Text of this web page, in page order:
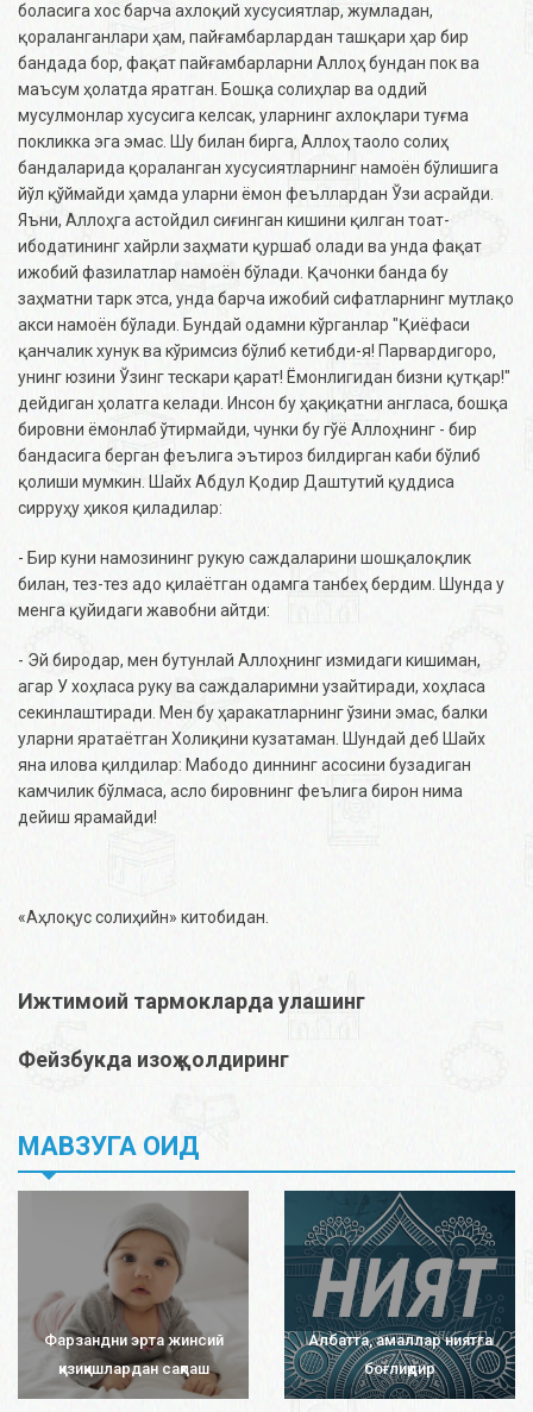
боласига хос барча ахлоқий хусусиятлар, жумладан,
қораланганлари ҳам, пайғамбарлардан ташқари ҳар бир
бандада бор, фақат пайғамбарларни Аллоҳ бундан пок ва
маъсум ҳолатда яратган. Бошқа солиҳлар ва оддий
мусулмонлар хусусига келсак, уларнинг ахлоқлари туғма
покликка эга эмас. Шу билан бирга, Аллоҳ таоло солиҳ
бандаларида қораланган хусусиятларнинг намоён бўлишига
йўл қўймайди ҳамда уларни ёмон феъллардан Ўзи асрайди.
Яъни, Аллоҳга астойдил сиғинган кишини қилган тоат-
ибодатининг хайрли заҳмати қуршаб олади ва унда фақат
ижобий фазилатлар намоён бўлади. Қачонки банда бу
заҳматни тарк этса, унда барча ижобий сифатларнинг мутлақо
акси намоён бўлади. Бундай одамни кўрганлар "Қиёфаси
қанчалик хунук ва кўримсиз бўлиб кетибди-я! Парвардигоро,
унинг юзини Ўзинг тескари қарат! Ёмонлигидан бизни қутқар!"
дейдиган ҳолатга келади. Инсон бу ҳақиқатни англаса, бошқа
бировни ёмонлаб ўтирмайди, чунки бу гўё Аллоҳнинг - бир
бандасига берган феълига эътироз билдирган каби бўлиб
қолиши мумкин. Шайх Абдул Қодир Даштутий қуддиса
сирруҳу ҳикоя қиладилар:
- Бир куни намозининг рукую саждаларини шошқалоқлик
билан, тез-тез адо қилаётган одамга танбеҳ бердим. Шунда у
менга қуйидаги жавобни айтди:
- Эй биродар, мен бутунлай Аллоҳнинг измидаги кишиман,
агар У хоҳласа руку ва саждаларимни узайтиради, хоҳласа
секинлаштиради. Мен бу ҳаракатларнинг ўзини эмас, балки
уларни яратаётган Холиқини кузатаман. Шундай деб Шайх
яна илова қилдилар: Мабодо диннинг асосини бузадиган
камчилик бўлмаса, асло бировнинг феълига бирон нима
дейиш ярамайди!
«Аҳлоқус солиҳийн» китобидан.
Ижтимоий тармокларда улашинг
Фейзбукда изоҳ қолдиринг
МАВЗУГА ОИД
Фарзандни эрта жинсий
қизиқишлардан сақлаш
Албатта, амаллар ниятга
боғлиқдир